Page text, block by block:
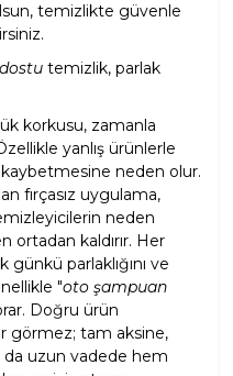
temizlikte güvenle
temizlik, parlak
korkusu, zamanla
yanlış ürünlerle
kaybetmesine neden olur.
fırçasız uygulama,
neden
ortadan kaldırır. Her
günkü parlaklığını ve
"oto şampuan
Doğru ürün
görmez; tam aksine,
uzun vadede hem